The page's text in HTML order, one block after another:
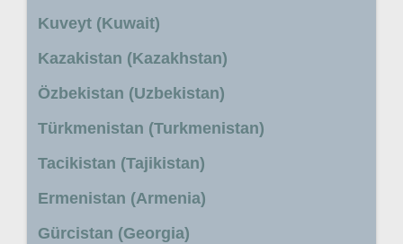
Kuveyt (Kuwait)
Kazakistan (Kazakhstan)
Özbekistan (Uzbekistan)
Türkmenistan (Turkmenistan)
Tacikistan (Tajikistan)
Ermenistan (Armenia)
Gürcistan (Georgia)